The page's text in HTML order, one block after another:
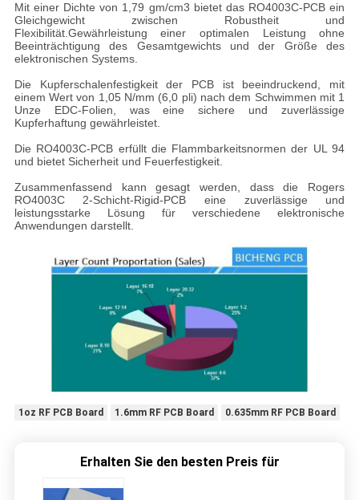
Mit einer Dichte von 1,79 gm/cm3 bietet das RO4003C-PCB ein
Gleichgewicht zwischen Robustheit und
Flexibilität.Gewährleistung einer optimalen Leistung ohne
Beeinträchtigung des Gesamtgewichts und der Größe des
elektronischen Systems.
Die Kupferschalenfestigkeit der PCB ist beeindruckend, mit
einem Wert von 1,05 N/mm (6,0 pli) nach dem Schwimmen mit 1
Unze EDC-Folien, was eine sichere und zuverlässige
Kupferhaftung gewährleistet.
Die RO4003C-PCB erfüllt die Flammbarkeitsnormen der UL 94
und bietet Sicherheit und Feuerfestigkeit.
Zusammenfassend kann gesagt werden, dass die Rogers
RO4003C 2-Schicht-Rigid-PCB eine zuverlässige und
leistungsstarke Lösung für verschiedene elektronische
Anwendungen darstellt.
1oz RF PCB Board 1.6mm RF PCB Board 0.635mm RF PCB Board
Erhalten Sie den besten Preis für